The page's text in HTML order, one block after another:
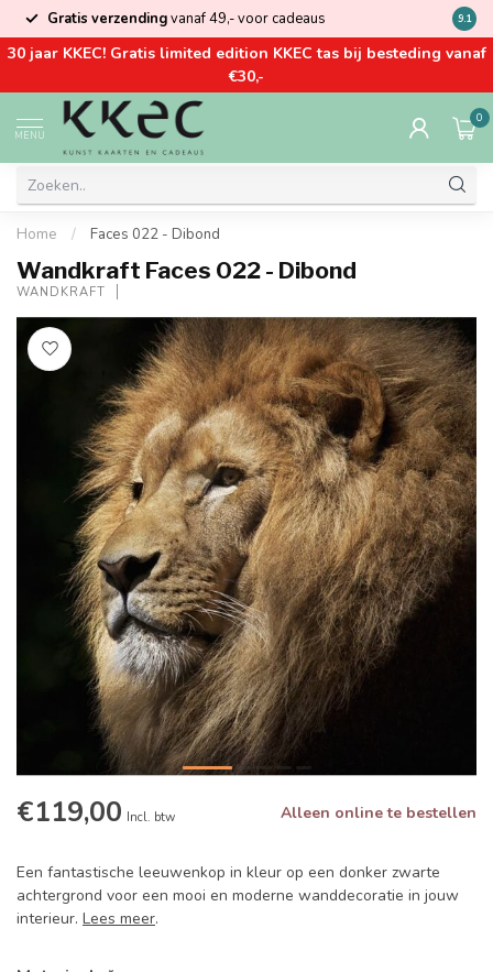
Gratis verzendingvanaf 49,- voor cadeaus Kom
9.1
30 jaar KKEC! Gratis limited edition KKEC tas bij besteding vanaf
€30,-
MENU
0
Home / Faces 022 - Dibond
Wandkraft Faces 022 - Dibond
WANDKRAFT
€119,00 Incl. btw Alleen online te bestellen
Een fantastische leeuwenkop in kleur op een donker zwarte
achtergrond voor een mooi en moderne wanddecoratie in jouw
interieur. Lees meer.